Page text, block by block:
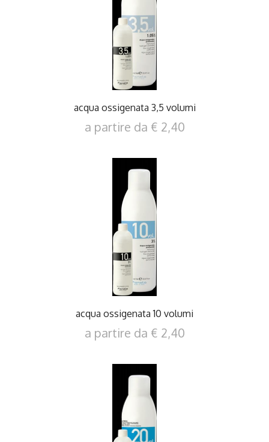
DETTAGLI
acqua ossigenata 3,5 volumi
a partire da € 2,40
DETTAGLI
acqua ossigenata 10 volumi
a partire da € 2,40
DETTAGLI